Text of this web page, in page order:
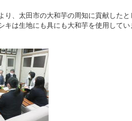
、太田市の大和芋の周知に貢献した
は生地にも具にも大和芋を使用して